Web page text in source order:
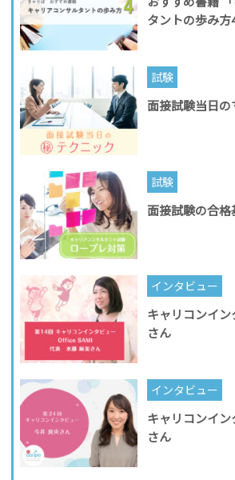
タントの歩み方4
試験
面接試験当日
試験
面接試験の合
インタビュー
キャリコンイ
さん
インタビュー
キャリコンイ
さん